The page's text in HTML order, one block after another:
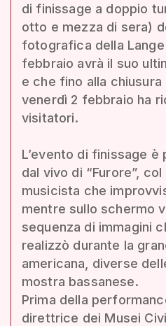
di finissage a doppio
otto e mezza di sera)
fotografica della
febbraio avrà il suo
e che fino alla
venerdì 2 febbraio ha
visitatori.
L’evento di finissage è
dal vivo di “Furore”,
musicista che
mentre sullo schermo
sequenza di immagini
realizzò durante la
americana, diverse
mostra bassanese.
Prima della
direttrice dei Musei